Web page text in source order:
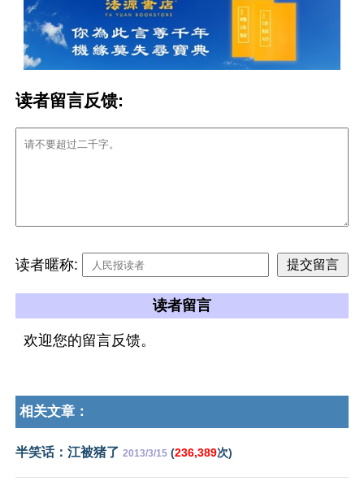
读者留言反馈:
读者暱称:
读者留言
欢迎您的留言反馈。
相关文章：
半笑话：江被猪了 2013/3/15 (236,389次)